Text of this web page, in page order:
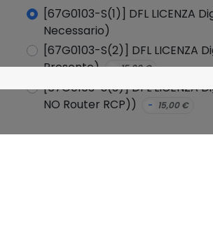
[67G0103-S(1)] DFL LICENZA
Necessario)
[67G0103-S(2)] DFL LICENZA
Presente)
- 15,00€
[67G0103-S(3)] DFL LICENZA
NO Router RCP))
- 15,00€